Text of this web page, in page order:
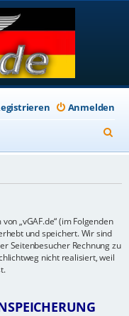
Anmelden
u
„vGAF.de“ (im Folgenden
und speichert. Wir sind
Seitenbesucher Rechnung zu
nicht realisiert, weil